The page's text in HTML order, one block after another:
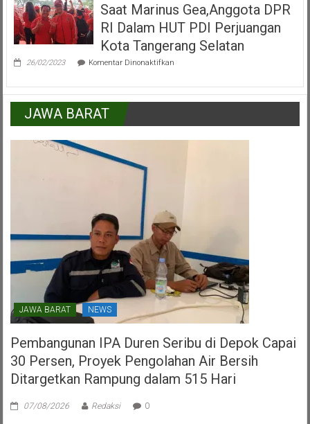
Kecamatan
Pamulang
Peran
Lapisan
Masyarakat
Saat Marinus Gea,Anggota DPR
RI Dalam HUT PDI Perjuangan
Kota Tangerang Selatan
26/02/2023 Komentar Dinonaktifkanpada
Gea,Anggota
DPR
Dalam
JAWA BARAT
JAWA BARAT NEWS
Pembangunan IPA Duren Seribu di Depok Capai
30 Persen, Proyek Pengolahan Air Bersih
Ditargetkan Rampung dalam 515 Hari
07/08/2026 Redaksi 0